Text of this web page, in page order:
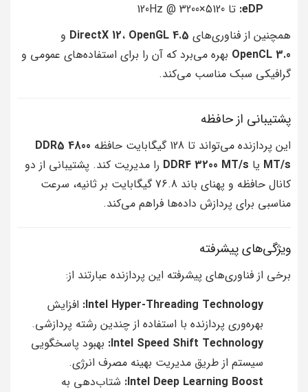
eDP: تا 5120×3200 @ 120Hz
همچنین از فناوری‌های
DirectX 12، OpenGL 4.5
و
OpenCL 3.0 بهره می‌برد که آن را برای استفاده‌های عمومی و
گرافیکی سبک مناسب می‌کند.
پشتیبانی از حافظه
این پردازنده می‌تواند تا 128 گیگابایت حافظه
DDR5 4800
MT/s یا DDR4 3200 MT/s را مدیریت کند. پشتیبانی از دو
کانال حافظه و پهنای باند 76.8 گیگابایت بر ثانیه، سرعت
مناسبی برای پردازش داده‌ها فراهم می‌کند.
ویژگی‌های پیشرفته
برخی از فناوری‌های پیشرفته این پردازنده عبارتند از:
Intel Hyper-Threading Technology: افزایش
بهره‌وری پردازنده با استفاده از چندین رشته پردازشی.
Intel Speed Shift Technology: بهبود پاسخگویی
سیستم از طریق مدیریت بهینه مصرف انرژی.
Intel Deep Learning Boost: شتاب‌دهی به